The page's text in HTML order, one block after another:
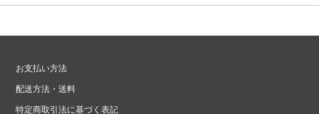
お支払い方法
配送方法・送料
特定商取引法に基づく表記